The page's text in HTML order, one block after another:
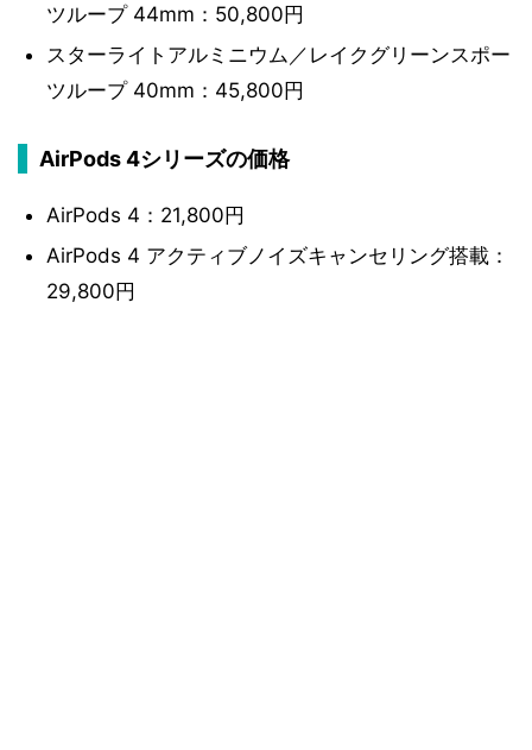
ツループ 44mm：50,800円
スターライトアルミニウム／レイクグリーンスポー
ツループ 40mm：45,800円
AirPods 4シリーズの価格
AirPods 4：21,800円
AirPods 4 アクティブノイズキャンセリング搭載：
29,800円